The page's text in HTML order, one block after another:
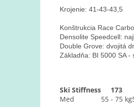
Krojenie: 41-43-43,5
Konštrukcia Race
Densolite Speedcell:
Double Grove: dvojitá
Základňa: BI 5000 SA -
Ski Stiffness 173
Med
55 - 75 kg